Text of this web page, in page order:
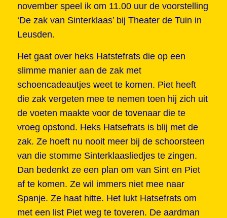
november speel ik om 11.00 uur de voorstelling
‘De zak van Sinterklaas’ bij Theater de Tuin in
Leusden.
Het gaat over heks Hatstefrats die op een
slimme manier aan de zak met
schoencadeautjes weet te komen. Piet heeft
die zak vergeten mee te nemen toen hij zich uit
de voeten maakte voor de tovenaar die te
vroeg opstond. Heks Hatsefrats is blij met de
zak. Ze hoeft nu nooit meer bij de schoorsteen
van die stomme Sinterklaasliedjes te zingen.
Dan bedenkt ze een plan om van Sint en Piet
af te komen. Ze wil immers niet mee naar
Spanje. Ze haat hitte. Het lukt Hatsefrats om
met een list Piet weg te toveren. De aardman